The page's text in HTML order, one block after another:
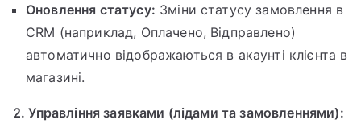
Оновлення статусу: Зміни статусу замовлення в
CRM (наприклад, Оплачено, Відправлено)
автоматично відображаються в акаунті клієнта в
магазині.
2. Управління заявками (лідами та замовленнями):